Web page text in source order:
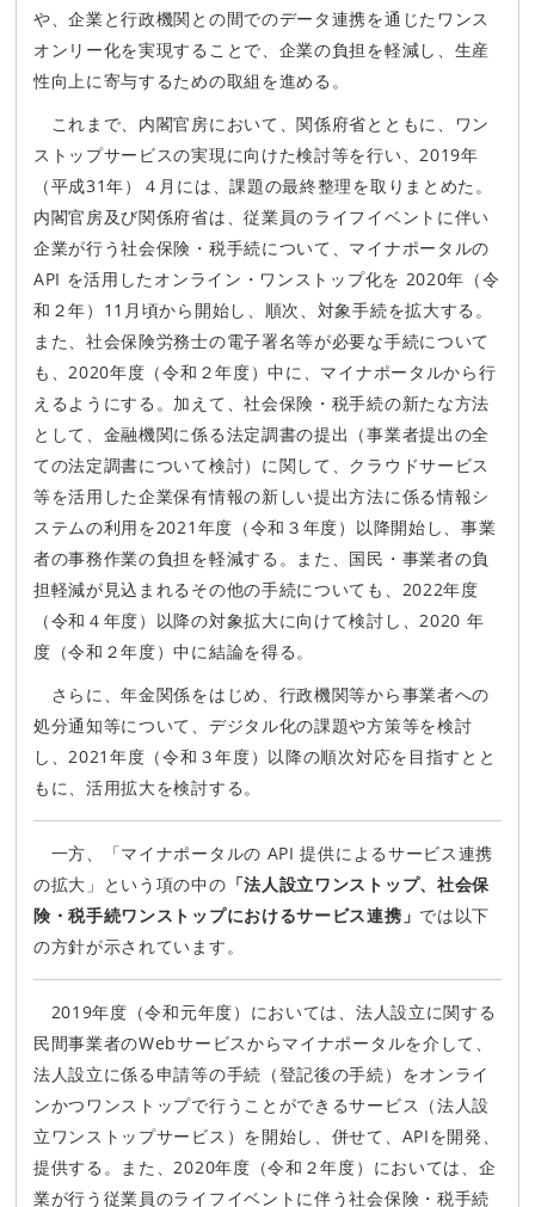
や、企業と行政機関との間でのデータ連携を通じたワンス
オンリー化を実現することで、企業の負担を軽減し、生産
性向上に寄与するための取組を進める。
これまで、内閣官房において、関係府省とともに、ワン
ストップサービスの実現に向けた検討等を行い、2019年
（平成31年）４月には、課題の最終整理を取りまとめた。
内閣官房及び関係府省は、従業員のライフイベントに伴い
企業が行う社会保険・税手続について、マイナポータルの
API を活用したオンライン・ワンストップ化を 2020年（令
和２年）11月頃から開始し、順次、対象手続を拡大する。
また、社会保険労務士の電子署名等が必要な手続について
も、2020年度（令和２年度）中に、マイナポータルから行
えるようにする。加えて、社会保険・税手続の新たな方法
として、金融機関に係る法定調書の提出（事業者提出の全
ての法定調書について検討）に関して、クラウドサービス
等を活用した企業保有情報の新しい提出方法に係る情報シ
ステムの利用を2021年度（令和３年度）以降開始し、事業
者の事務作業の負担を軽減する。また、国民・事業者の負
担軽減が見込まれるその他の手続についても、2022年度
（令和４年度）以降の対象拡大に向けて検討し、2020 年
度（令和２年度）中に結論を得る。
さらに、年金関係をはじめ、行政機関等から事業者への
処分通知等について、デジタル化の課題や方策等を検討
し、2021年度（令和３年度）以降の順次対応を目指すとと
もに、活用拡大を検討する。
一方、「マイナポータルの API 提供によるサービス連携
の拡大」という項の中の 「法人設立ワンストップ、社会保
険・税手続ワンストップにおけるサービス連携」 では以下
の方針が示されています。
2019年度（令和元年度）においては、法人設立に関する
民間事業者のWebサービスからマイナポータルを介して、
法人設立に係る申請等の手続（登記後の手続）をオンライ
ンかつワンストップで行うことができるサービス（法人設
立ワンストップサービス）を開始し、併せて、APIを開発、
提供する。また、2020年度（令和２年度）においては、企
業が行う従業員のライフイベントに伴う社会保険・税手続